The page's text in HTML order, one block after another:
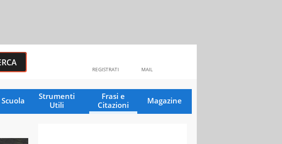
MAIL
REGISTRATI
Scuola
Strumenti
Utili
Frasi e
Citazioni
Magazine